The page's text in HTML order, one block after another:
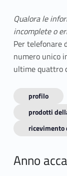
Qualora le
incomplete o
Per telefonare
numero unico
ultime quattro
profilo
prodotti
ricevimento
Anno